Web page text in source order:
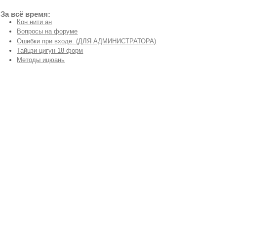
За всё время:
Кон нити ан
Вопросы на форуме
Ошибки при входе. (ДЛЯ АДМИНИСТРАТОРА)
Тайцзи цигун 18 форм
Методы ицюань